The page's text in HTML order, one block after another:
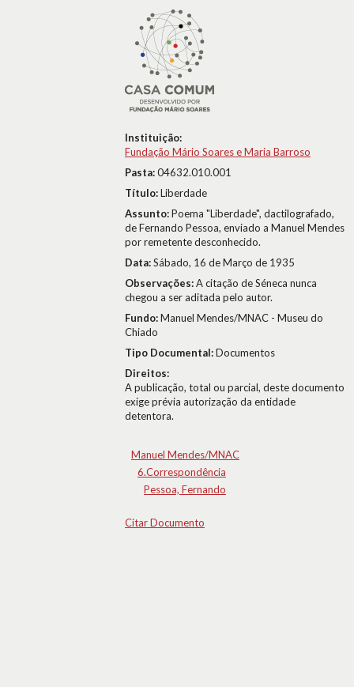
Instituição:
Fundação Mário Soares e Maria Barroso
Pasta:04632.010.001
Título:Liberdade
Assunto:Poema "Liberdade", dactilografado,
de Fernando Pessoa, enviado a Manuel Mendes
por remetente desconhecido.
Data:Sábado, 16 de Março de 1935
Observações:A citação de Séneca nunca
chegou a ser aditada pelo autor.
Fundo:Manuel Mendes/MNAC - Museu do
Chiado
Tipo Documental:Documentos
Direitos:
A publicação, total ou parcial, deste documento
exige prévia autorização da entidade
detentora.
Manuel Mendes/MNAC
6.Correspondência
Pessoa, Fernando
Citar Documento